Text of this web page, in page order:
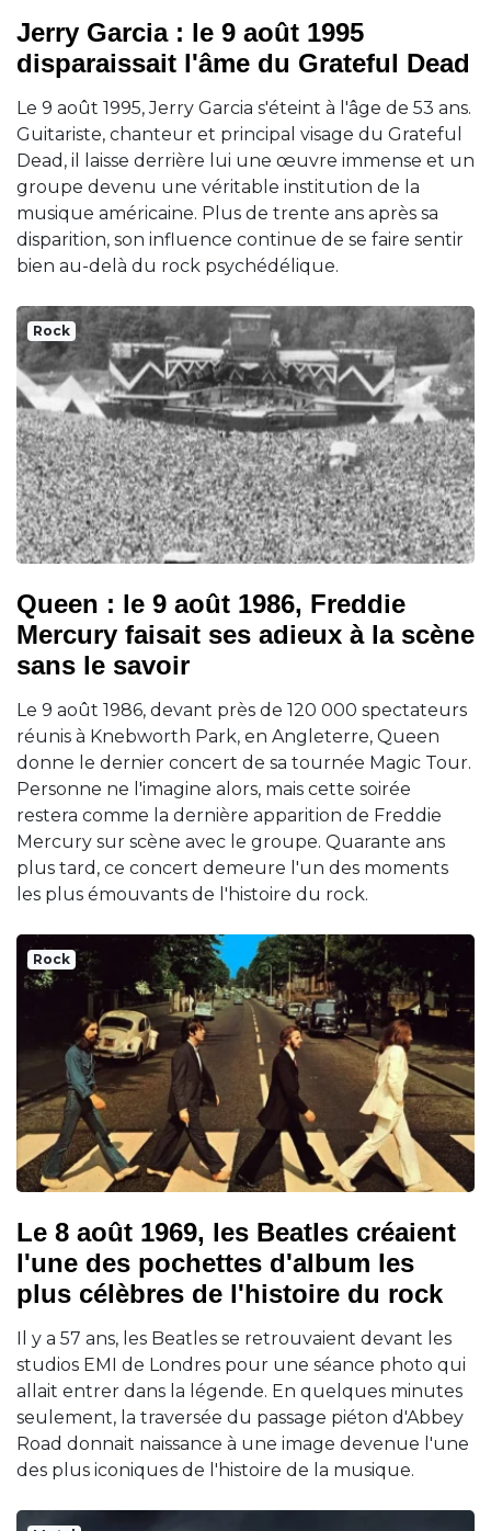
Jerry Garcia : le 9 août 1995
disparaissait l'âme du Grateful Dead
Le 9 août 1995, Jerry Garcia s'éteint à l'âge de 53 ans.
Guitariste, chanteur et principal visage du Grateful
Dead, il laisse derrière lui une œuvre immense et un
groupe devenu une véritable institution de la
musique américaine. Plus de trente ans après sa
disparition, son influence continue de se faire sentir
bien au-delà du rock psychédélique.
Rock
Queen : le 9 août 1986, Freddie
Mercury faisait ses adieux à la scène
sans le savoir
Le 9 août 1986, devant près de 120 000 spectateurs
réunis à Knebworth Park, en Angleterre, Queen
donne le dernier concert de sa tournée Magic Tour.
Personne ne l'imagine alors, mais cette soirée
restera comme la dernière apparition de Freddie
Mercury sur scène avec le groupe. Quarante ans
plus tard, ce concert demeure l'un des moments
les plus émouvants de l'histoire du rock.
Rock
Le 8 août 1969, les Beatles créaient
l'une des pochettes d'album les
plus célèbres de l'histoire du rock
Il y a 57 ans, les Beatles se retrouvaient devant les
studios EMI de Londres pour une séance photo qui
allait entrer dans la légende. En quelques minutes
seulement, la traversée du passage piéton d'Abbey
Road donnait naissance à une image devenue l'une
des plus iconiques de l'histoire de la musique.